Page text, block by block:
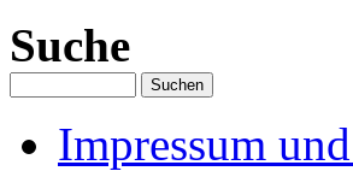
Suche
Impressum